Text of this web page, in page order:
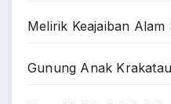
Melirik Keajaiban Alam
Gunung Anak